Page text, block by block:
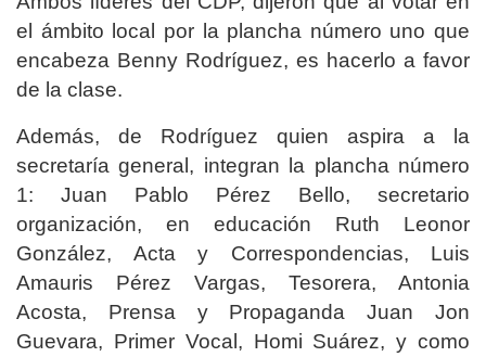
el ámbito local por la plancha número uno que
encabeza Benny Rodríguez, es hacerlo a favor
de la clase.
Además, de Rodríguez quien aspira a la
secretaría general, integran la plancha número
1: Juan Pablo Pérez Bello, secretario
organización, en educación Ruth Leonor
González, Acta y Correspondencias, Luis
Amauris Pérez Vargas, Tesorera, Antonia
Acosta, Prensa y Propaganda Juan Jon
Guevara, Primer Vocal, Homi Suárez, y como